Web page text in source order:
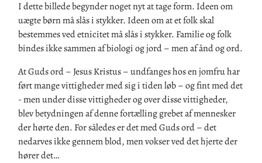
I dette billede begynder noget nyt at tage form. Ideen om
uægte børn må slås i stykker. Ideen om at et folk skal
bestemmes ved etnicitet må slås i stykker. Familie og folk
bindes ikke sammen af biologi og jord – men af ånd og ord.
At Guds ord – Jesus Kristus – undfanges hos en jomfru har
ført mange vittigheder med sig i tiden løb – og fint med det
- men under disse vittigheder og over disse vittigheder,
blev betydningen af denne fortælling grebet af mennesker
der hørte den. For således er det med Guds ord – det
nedarves ikke gennem blod, men vokser ved det hjerte der
hører det…